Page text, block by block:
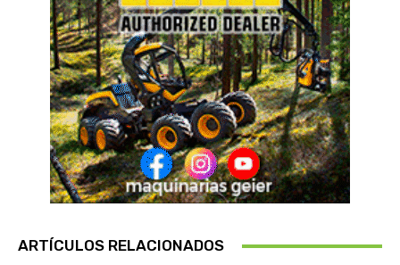
ARTÍCULOS RELACIONADOS